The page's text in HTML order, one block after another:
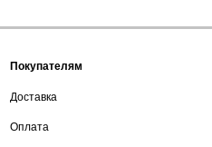
Покупателям
Доставка
Оплата